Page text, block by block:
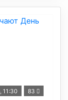
11:30 83